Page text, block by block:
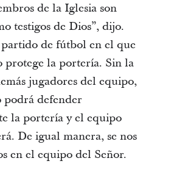
de la Iglesia son
testigos de Dios”, dijo.
de fútbol en el que
protege la portería. Sin la
jugadores del equipo,
podrá defender
la portería y el equipo
De igual manera, se nos
en el equipo del Señor.